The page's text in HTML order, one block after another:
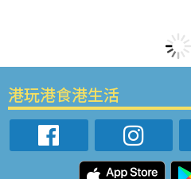
港玩港食港生活